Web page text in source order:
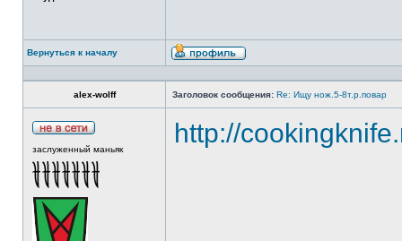
Вернуться к началу
alex-wolff Заголовок сообщения: Re: Ищу нож.5-8т.р.повар
заслуженный маньяк
http://